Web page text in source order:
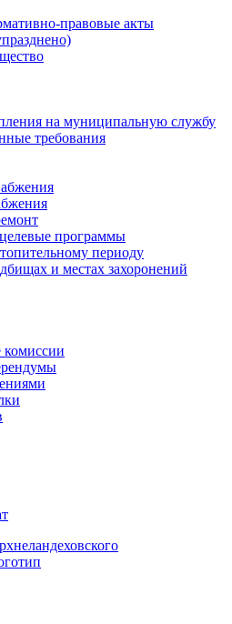
правовые акты
на муниципальную службу
требования
программы
периоду
и местах захоронений
комиссии